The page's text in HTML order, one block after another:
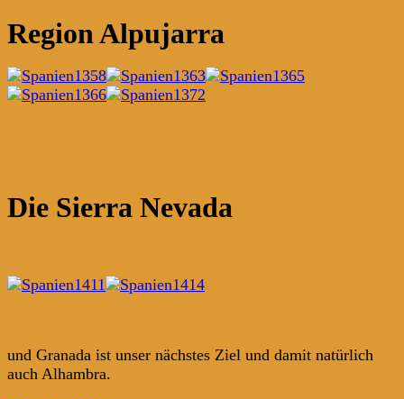
Region Alpujarra
Die Sierra Nevada
und Granada ist unser nächstes Ziel und damit natürlich
auch Alhambra.